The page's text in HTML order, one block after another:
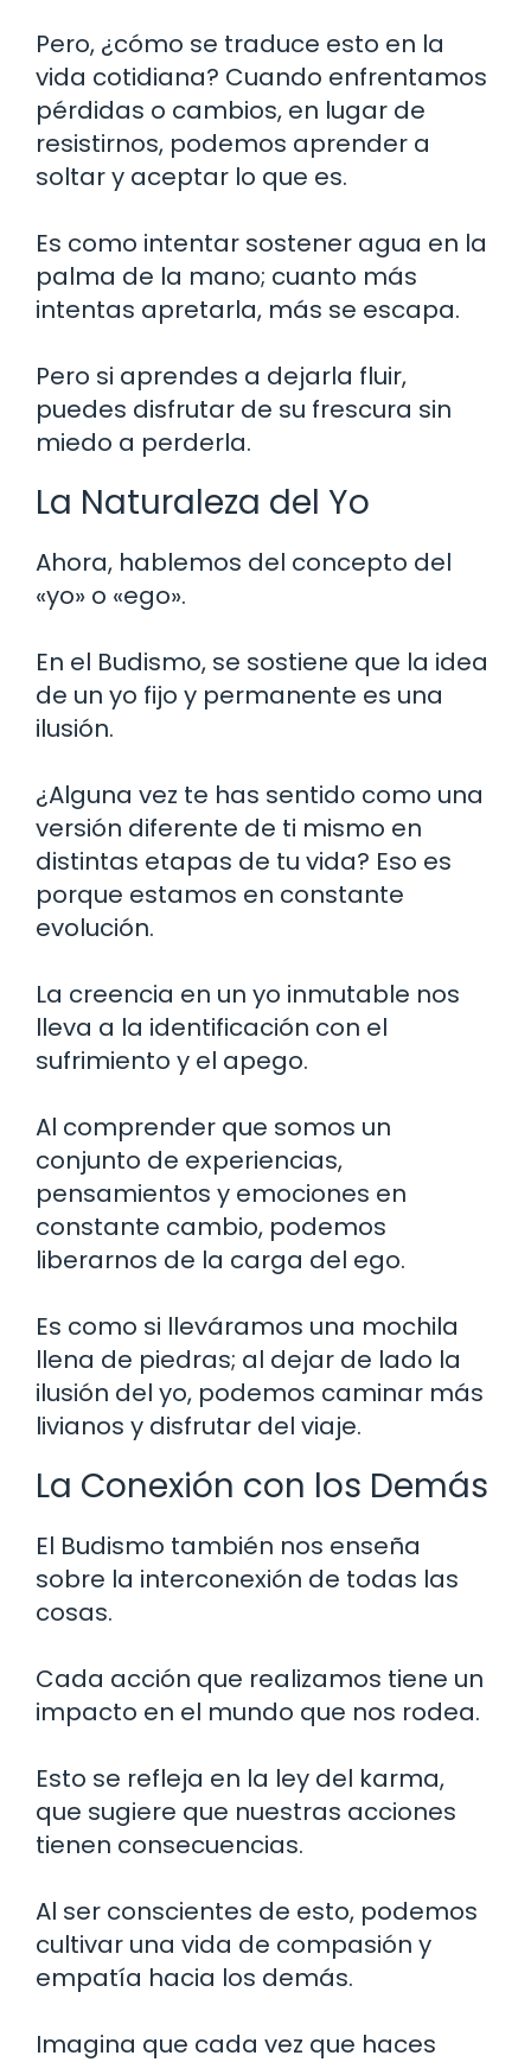
Pero, ¿cómo se traduce esto en la
vida cotidiana? Cuando enfrentamos
pérdidas o cambios, en lugar de
resistirnos, podemos aprender a
soltar y aceptar lo que es.
Es como intentar sostener agua en la
palma de la mano; cuanto más
intentas apretarla, más se escapa.
Pero si aprendes a dejarla fluir,
puedes disfrutar de su frescura sin
miedo a perderla.
La Naturaleza del Yo
Ahora, hablemos del concepto del
«yo» o «ego».
En el Budismo, se sostiene que la idea
de un yo fijo y permanente es una
ilusión.
¿Alguna vez te has sentido como una
versión diferente de ti mismo en
distintas etapas de tu vida? Eso es
porque estamos en constante
evolución.
La creencia en un yo inmutable nos
lleva a la identificación con el
sufrimiento y el apego.
Al comprender que somos un
conjunto de experiencias,
pensamientos y emociones en
constante cambio, podemos
liberarnos de la carga del ego.
Es como si lleváramos una mochila
llena de piedras; al dejar de lado la
ilusión del yo, podemos caminar más
livianos y disfrutar del viaje.
La Conexión con los Demás
El Budismo también nos enseña
sobre la interconexión de todas las
cosas.
Cada acción que realizamos tiene un
impacto en el mundo que nos rodea.
Esto se refleja en la ley del karma,
que sugiere que nuestras acciones
tienen consecuencias.
Al ser conscientes de esto, podemos
cultivar una vida de compasión y
empatía hacia los demás.
Imagina que cada vez que haces